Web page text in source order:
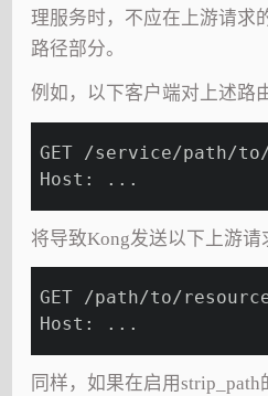
理服务时，不应在上游请求
路径部分。
例如，以下客户端对上述路
GET /service/path/to/
Host: ...
将导致Kong发送以下上游请
GET /path/to/
Host: ...
同样，如果在启用